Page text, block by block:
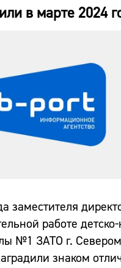
в марте 2024
заместителя
работе
№1 ЗАТО г.
знаком